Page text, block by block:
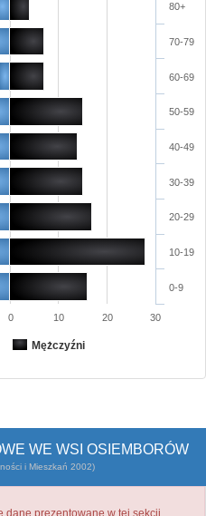
Mężczyźni
0-9
10-19
20-29
30-39
40-49
50-59
60-69
70-79
80+
0 10 20 30
WE WSI OSIEMBORÓW
i Mieszkań 2002)
dane prezentowane w tej sekcji